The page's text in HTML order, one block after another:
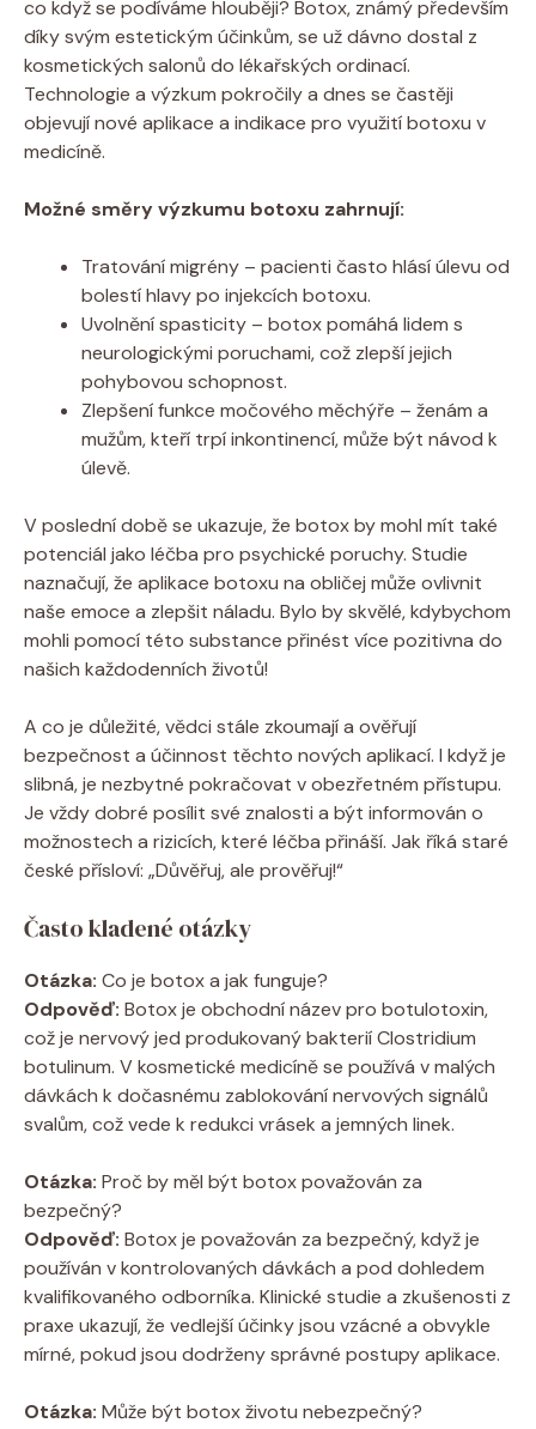
co když se podíváme hlouběji? Botox, známý především
díky svým estetickým účinkům, se už dávno dostal z
kosmetických salonů do lékařských ordinací.
Technologie a výzkum pokročily a dnes se častěji
objevují nové aplikace a indikace pro využití botoxu v
medicíně.
Možné směry výzkumu botoxu zahrnují:
Tratování migrény – pacienti často hlásí úlevu od
bolestí hlavy po injekcích botoxu.
Uvolnění spasticity – botox pomáhá lidem s
neurologickými poruchami, což zlepší jejich
pohybovou schopnost.
Zlepšení funkce močového měchýře – ženám a
mužům, kteří trpí inkontinencí, může být návod k
úlevě.
V poslední době se ukazuje, že botox by mohl mít také
potenciál jako léčba pro psychické poruchy. Studie
naznačují, že aplikace botoxu na obličej může ovlivnit
naše emoce a zlepšit náladu. Bylo by skvělé, kdybychom
mohli pomocí této substance přinést více pozitivna do
našich každodenních životů!
A co je důležité, vědci stále zkoumají a ověřují
bezpečnost a účinnost těchto nových aplikací. I když je
slibná, je nezbytné pokračovat v obezřetném přístupu.
Je vždy dobré posílit své znalosti a být informován o
možnostech a rizicích, které léčba přináší. Jak říká staré
české přísloví: „Důvěřuj, ale prověřuj!“
Často kladené otázky
Otázka: Co je botox a jak funguje?
Odpověď: Botox je obchodní název pro botulotoxin,
což je nervový jed produkovaný bakterií Clostridium
botulinum. V kosmetické medicíně se používá v malých
dávkách k dočasnému zablokování nervových signálů
svalům, což vede k redukci vrásek a jemných linek.
Otázka: Proč by měl být botox považován za
bezpečný?
Odpověď: Botox je považován za bezpečný, když je
používán v kontrolovaných dávkách a pod dohledem
kvalifikovaného odborníka. Klinické studie a zkušenosti z
praxe ukazují, že vedlejší účinky jsou vzácné a obvykle
mírné, pokud jsou dodrženy správné postupy aplikace.
Otázka: Může být botox životu nebezpečný?